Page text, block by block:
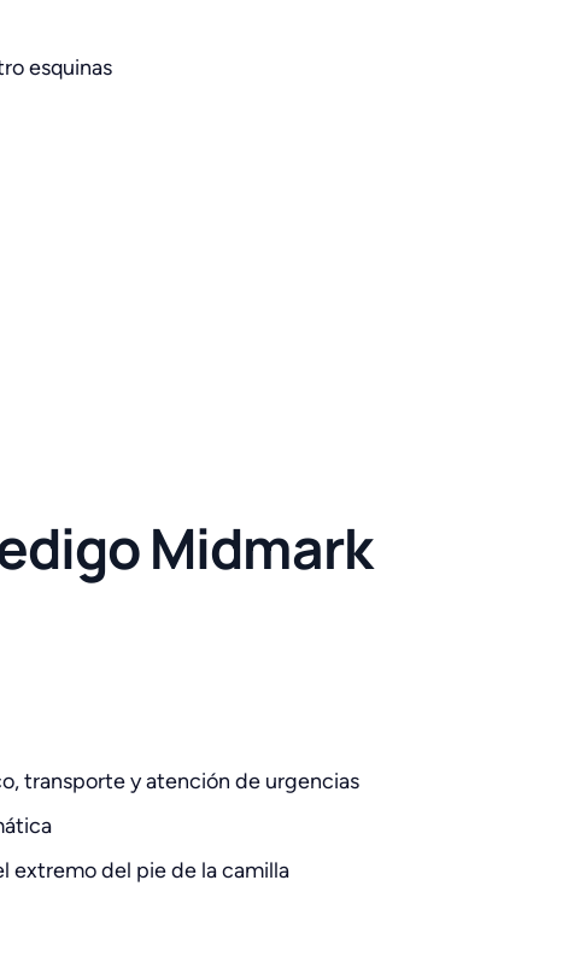
esquinas
Midmark
transporte y atención de urgencias
extremo del pie de la camilla